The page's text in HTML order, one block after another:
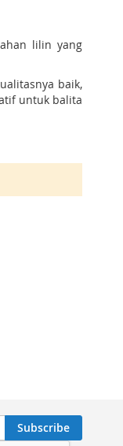
lilin yang
baik,
untuk balita
Subscribe